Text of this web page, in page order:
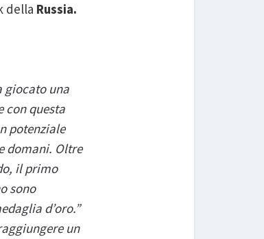
della Russia.
giocato una
con questa
potenziale
domani. Oltre
il primo
sono
d’oro.”
un